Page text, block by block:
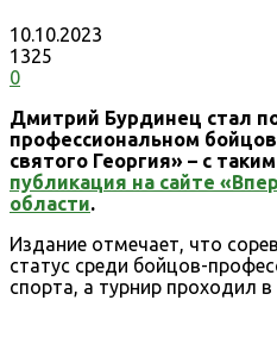
10.10.2023
1325
0
Дмитрий Бурдинец стал
профессиональном
святого Георгия» – с
публикация на сайте
области.
Издание отмечает, что
статус среди бойцов-
спорта, а турнир проходил